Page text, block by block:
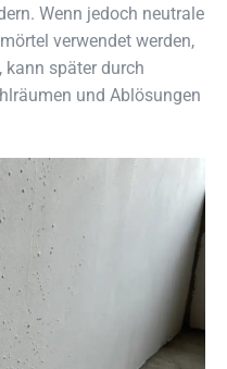
Wenn jedoch neutrale
verwendet werden,
später durch
und Ablösungen